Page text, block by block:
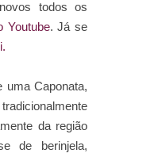
todos os
Youtube. Já se
uma Caponata,
da região
de berinjela,